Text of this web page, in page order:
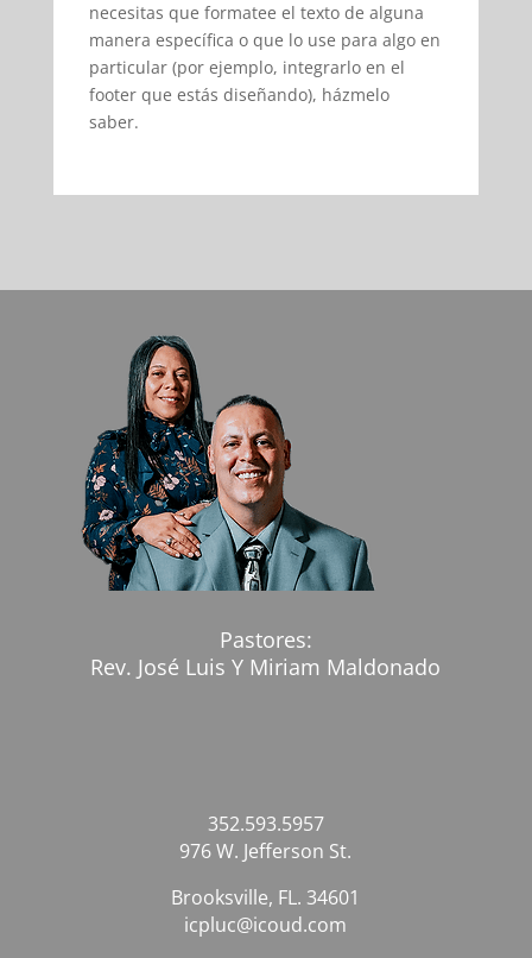
necesitas que formatee el texto de alguna
manera específica o que lo use para algo en
particular (por ejemplo, integrarlo en el
footer que estás diseñando), házmelo
saber.
Pastores:
Rev. José Luis Y Miriam Maldonado
352.593.5957
976 W. Jefferson St.
Brooksville, FL. 34601
icpluc@icoud.com